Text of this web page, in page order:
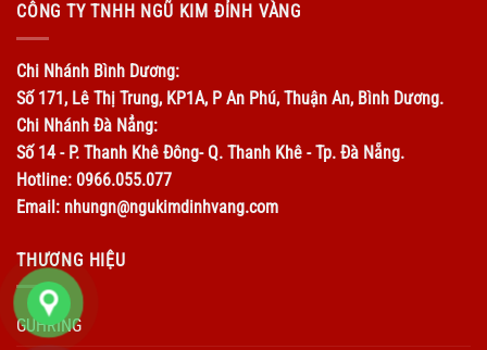
CÔNG TY TNHH NGŨ KIM ĐỈNH VÀNG
Chi Nhánh Bình Dương:
Số 171, Lê Thị Trung, KP1A, P An Phú, Thuận An, Bình Dương.
Chi Nhánh Đà Nẳng:
Số 14 - P. Thanh Khê Đông- Q. Thanh Khê - Tp. Đà Nẵng.
Hotline: 0966.055.077
Email: nhungn@ngukimdinhvang.com
THƯƠNG HIỆU
GUHRING